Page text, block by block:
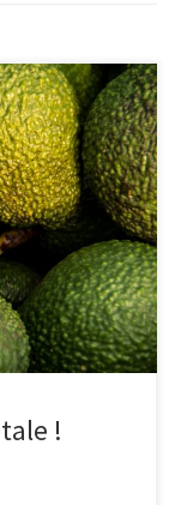
parlait
entendu parler
de la tête pour
tu veux faire
!